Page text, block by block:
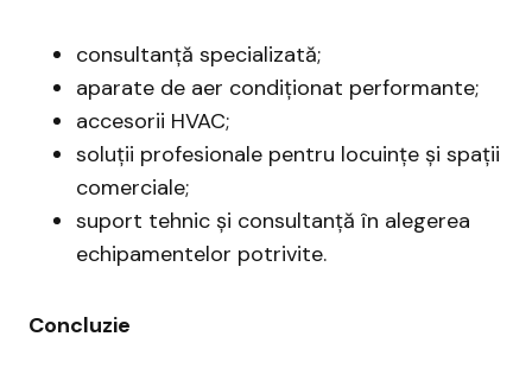
consultanță specializată;
aparate de aer condiționat performante;
accesorii HVAC;
soluții profesionale pentru locuințe și spații
comerciale;
suport tehnic și consultanță în alegerea
echipamentelor potrivite.
Concluzie